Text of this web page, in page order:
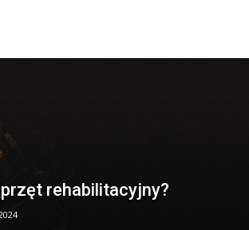
rehabilitacyjny?